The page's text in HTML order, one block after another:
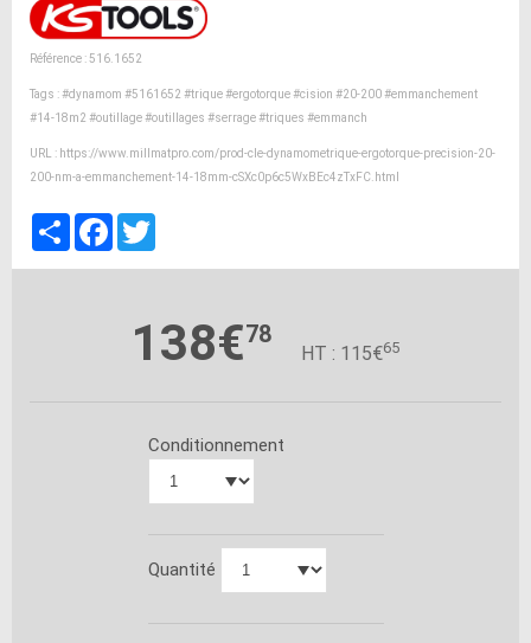
Référence : 516.1652
Tags :#dynamom #5161652 #trique#ergotorque#cision #20-200#emmanchement
#14-18m2 #outillage#outillages #serrage#triques #emmanch
URL : https://www.millmatpro.com/prod-cle-dynamometrique-ergotorque-precision-20-
200-nm-a-emmanchement-14-18mm-cSXc0p6c5WxBEc4zTxFC.html
PartagerFacebook
138€78
HT : 115€65
Conditionnement
Quantité